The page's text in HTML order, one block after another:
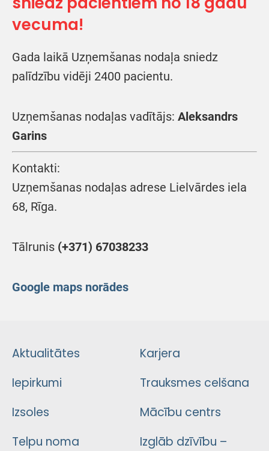
vecuma!
Gada laikā Uzņemšanas nodaļa sniedz
palīdzību vidēji 2400 pacientu.
Uzņemšanas nodaļas vadītājs: Aleksandrs
Garins
Kontakti:
Uzņemšanas nodaļas adrese Lielvārdes iela
68, Rīga.
Tālrunis (+371) 67038233
Google maps norādes
Aktualitātes
Iepirkumi
Izsoles
Telpu noma
Karjera
Trauksmes celšana
Mācību centrs
Izglāb dzīvību –